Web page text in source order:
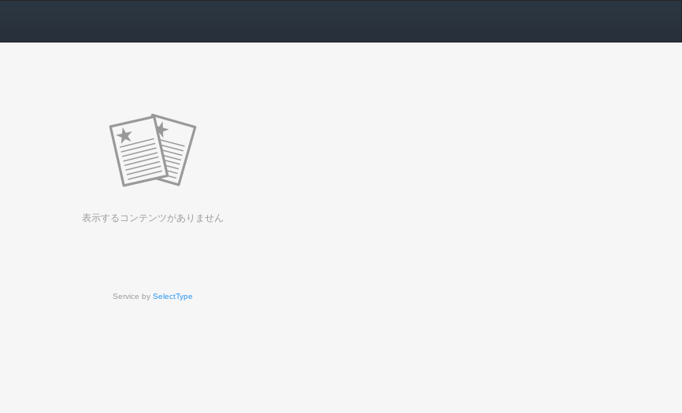
表示するコンテンツがありません
Service by SelectType